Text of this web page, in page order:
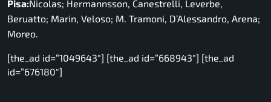
Pisa:Nicolas; Hermannsson, Canestrelli, Leverbe,
Beruatto; Marin, Veloso; M. Tramoni, D’Alessandro, Arena;
Moreo.
[the_ad id=”1049643″] [the_ad id=”668943″] [the_ad
id=”676180″]